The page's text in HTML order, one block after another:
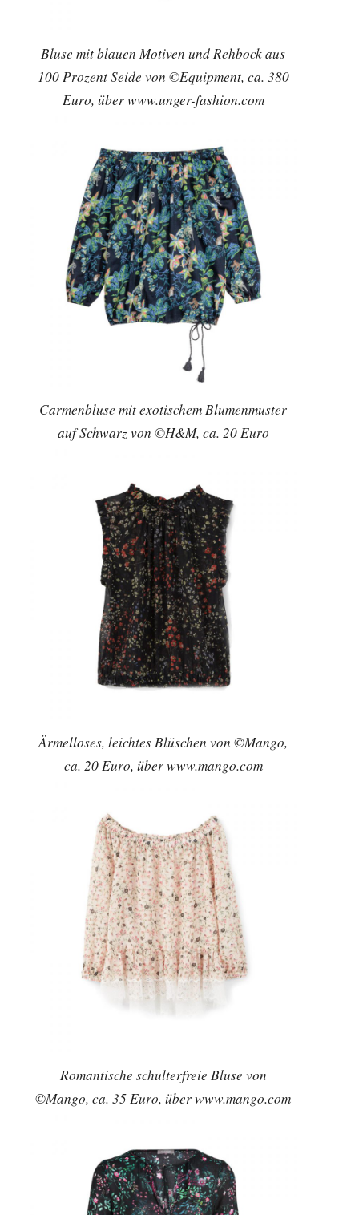
Bluse mit blauen Motiven und Rehbock aus
100 Prozent Seide von ©Equipment, ca. 380
Euro, über www.unger-fashion.com
Carmenbluse mit exotischem Blumenmuster
auf Schwarz von ©H&M, ca. 20 Euro
Ärmelloses, leichtes Blüschen von ©Mango,
ca. 20 Euro, über www.mango.com
Romantische schulterfreie Bluse von
©Mango, ca. 35 Euro, über www.mango.com